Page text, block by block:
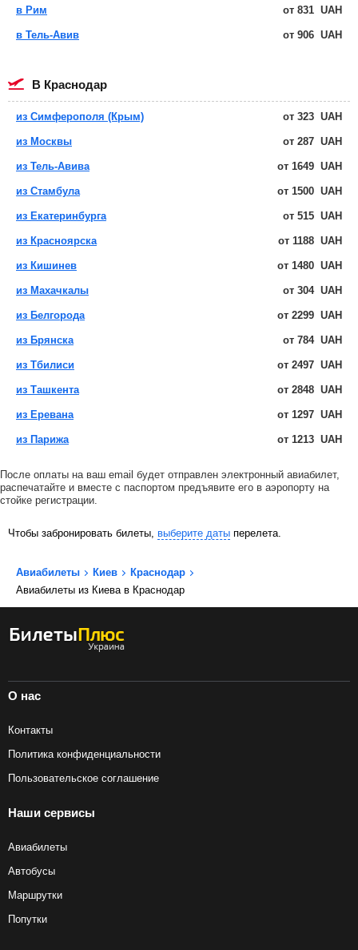
в Рим от 831 UAH
в Тель-Авив от 906 UAH
в Краснодар
из Симферополя (Крым) от 323 UAH
из Москвы от 287 UAH
из Тель-Авива от 1649 UAH
из Стамбула от 1500 UAH
из Екатеринбурга от 515 UAH
из Красноярска от 1188 UAH
из Кишинев от 1480 UAH
из Махачкалы от 304 UAH
из Белгорода от 2299 UAH
из Брянска от 784 UAH
из Тбилиси от 2497 UAH
из Ташкента от 2848 UAH
из Еревана от 1297 UAH
из Парижа от 1213 UAH
После оплаты на ваш email будет отправлен электронный авиабилет,
распечатайте и вместе с паспортом предъявите его в аэропорту на
стойке регистрации.
Чтобы забронировать билеты, выберите даты перелета.
Авиабилеты Киев
Краснодар
Авиабилеты из Киева в Краснодар
О нас
Контакты
Политика конфиденциальности
Пользовательское соглашение
Наши сервисы
Авиабилеты
Автобусы
Маршрутки
Попутки